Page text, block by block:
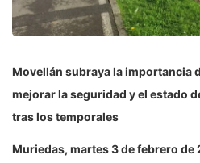
Movellán subraya la importancia
mejorar la seguridad y el estado
tras los temporales
Muriedas, martes 3 de febrero de